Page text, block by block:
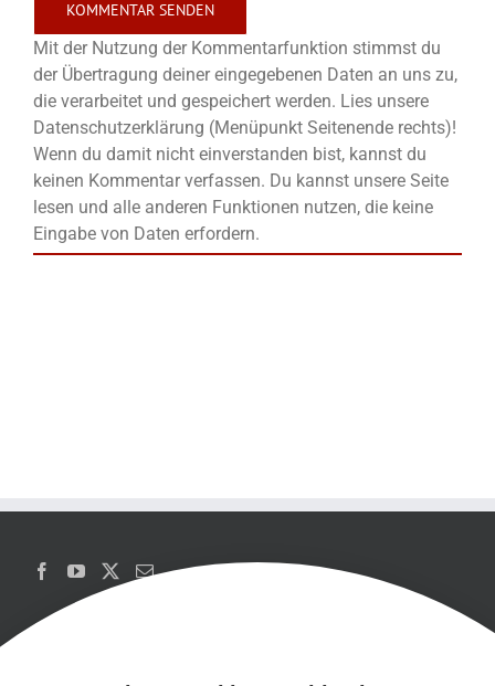
Mit der Nutzung der Kommentarfunktion stimmst du
der Übertragung deiner eingegebenen Daten an uns zu,
die verarbeitet und gespeichert werden. Lies unsere
Datenschutzerklärung (Menüpunkt Seitenende rechts)!
Wenn du damit nicht einverstanden bist, kannst du
keinen Kommentar verfassen. Du kannst unsere Seite
lesen und alle anderen Funktionen nutzen, die keine
Eingabe von Daten erfordern.